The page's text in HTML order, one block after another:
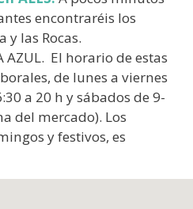
encontraréis los
y las Rocas.
AZUL. El horario de estas
de lunes a viernes
a 20 h y sábados de 9-
del mercado). Los
y festivos, es